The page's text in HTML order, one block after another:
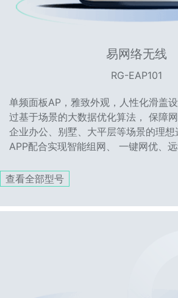
易网络无线
RG-EAP101
单频面板AP，雅致外观，人性化滑盖
过基于场景的大数据优化算法， 保障网
企业办公、别墅、大平层等场景的理
APP配合实现智能组网、 一键网优、远
查看全部型号